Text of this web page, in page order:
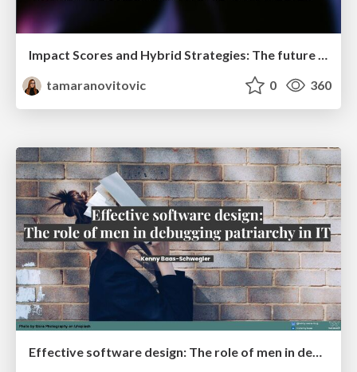
Impact Scores and Hybrid Strategies: The future of link building
tamaranovitovic
0 360
Effective software design: The role of men in debugging patriarchy in IT @ Voxxed Days AMS